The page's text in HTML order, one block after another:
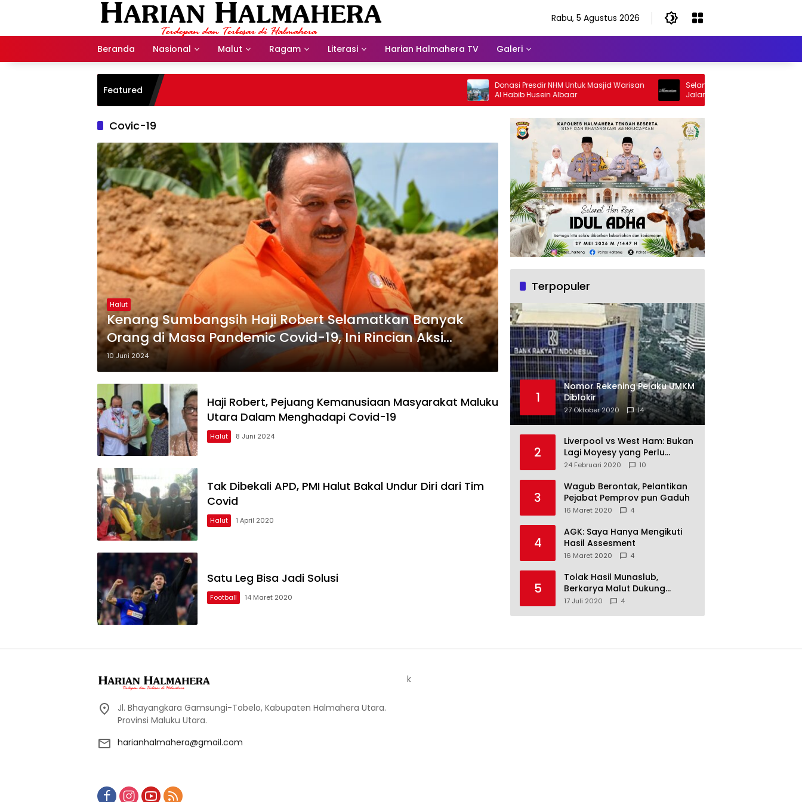
Rabu, 5 Agustus 2026
Beranda Nasional Malut Ragam Literasi Harian Halmahera TV Galeri
Featured
Donasi Presdir NHM Untuk Masjid Warisan
Al Habib Husein Albaar
Selamat Jalan Sang Inspirator,
Jalan Abangku Yuslam Idris
Covic-19
Halut
Kenang Sumbangsih Haji Robert Selamatkan Banyak
Orang di Masa Pandemic Covid-19, Ini Rincian Aksi
Heroiknya Bersama NHM
10 Juni 2024
Haji Robert, Pejuang Kemanusiaan Masyarakat Maluku
Utara Dalam Menghadapi Covid-19
Halut 8 Juni 2024
Tak Dibekali APD, PMI Halut Bakal Undur Diri dari Tim
Covid
Halut 1 April 2020
Satu Leg Bisa Jadi Solusi
Football 14 Maret 2020
Terpopuler
1
Nomor Rekening Pelaku UMKM
Diblokir
27 Oktober 2020 14
2
Liverpool vs West Ham: Bukan
Lagi Moyesy yang Perlu
Ditakuti
24 Februari 2020 10
3
Wagub Berontak, Pelantikan
Pejabat Pemprov pun Gaduh
16 Maret 2020 4
4
AGK: Saya Hanya Mengikuti
Hasil Assesment
16 Maret 2020 4
5
Tolak Hasil Munaslub,
Berkarya Malut Dukung
Tommy Soeharto
17 Juli 2020 4
Jl. Bhayangkara Gamsungi-Tobelo, Kabupaten Halmahera Utara.
Provinsi Maluku Utara.
harianhalmahera@gmail.com
k